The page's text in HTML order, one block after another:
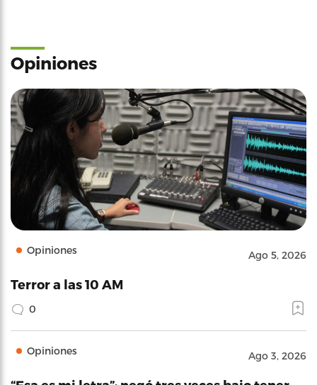
Opiniones
Opiniones Ago 5, 2026
Terror a las 10 AM
0
Opiniones Ago 3, 2026